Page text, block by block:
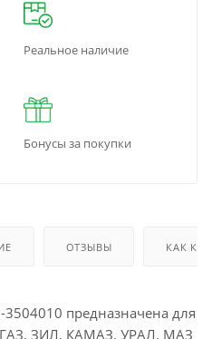
Реальное наличие
Бонусы за покупки
ОТЗЫВЫ КАК
предназначена для
ГАЗ, ЗИЛ, КАМАЗ, УРАЛ, МАЗ